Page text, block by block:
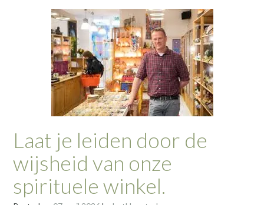
Laat je leiden door de
wijsheid van onze
spirituele winkel.